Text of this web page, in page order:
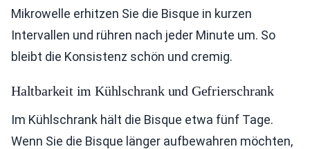
Mikrowelle erhitzen Sie die Bisque in kurzen
Intervallen und rühren nach jeder Minute um. So
bleibt die Konsistenz schön und cremig.
Haltbarkeit im Kühlschrank und Gefrierschrank
Im Kühlschrank hält die Bisque etwa fünf Tage.
Wenn Sie die Bisque länger aufbewahren möchten,